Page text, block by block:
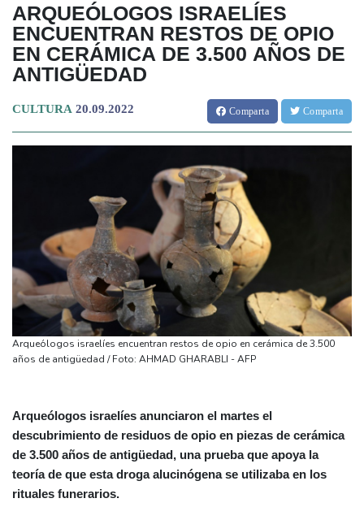
ARQUEÓLOGOS ISRAELÍES
ENCUENTRAN RESTOS DE OPIO
EN CERÁMICA DE 3.500 AÑOS DE
ANTIGÜEDAD
CULTURA 20.09.2022 Comparta Comparta
Arqueólogos israelíes encuentran restos de opio en cerámica de 3.500
años de antigüedad / Foto: AHMAD GHARABLI - AFP
Arqueólogos israelíes anunciaron el martes el
descubrimiento de residuos de opio en piezas de cerámica
de 3.500 años de antigüedad, una prueba que apoya la
teoría de que esta droga alucinógena se utilizaba en los
rituales funerarios.